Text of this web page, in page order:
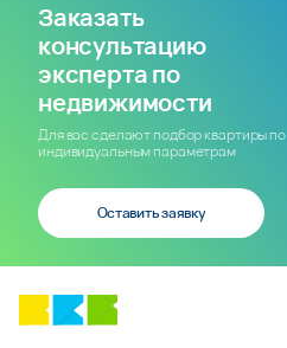
Заказать
консультацию
эксперта по
недвижимости
Для вас сделают подбор квартиры по
индивидуальным параметрам
Оставить заявку